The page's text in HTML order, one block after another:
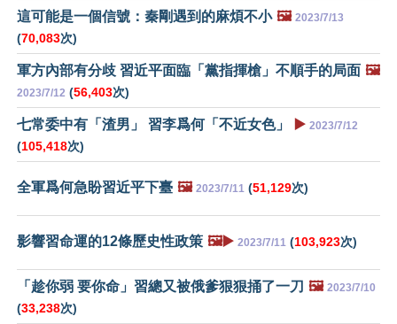
這可能是一個信號：秦剛遇到的麻煩不小 🖼️ 2023/7/13
(70,083次)
軍方內部有分歧 習近平面臨「黨指揮槍」不順手的局面 🖼️
2023/7/12 (56,403次)
七常委中有「渣男」 習李爲何「不近女色」 ▶️ 2023/7/12
(105,418次)
全軍爲何急盼習近平下臺 🖼️ 2023/7/11 (51,129次)
影響習命運的12條歷史性政策 🖼️▶️ 2023/7/11 (103,923次)
「趁你弱 要你命」習總又被俄爹狠狠捅了一刀 🖼️ 2023/7/10
(33,238次)